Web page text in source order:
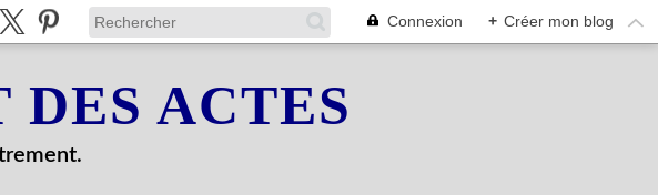
Connexion + Créer mon blog
DES ACTES